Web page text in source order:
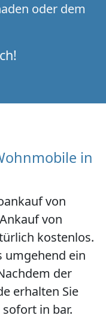
oder dem
in
von
von
kostenlos.
umgehend ein
der
erhalten Sie
in bar.